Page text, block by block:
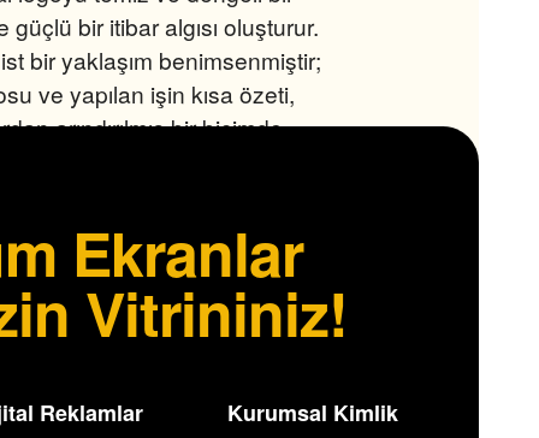
bir itibar algısı oluşturur.
bir yaklaşım benimsenmiştir;
ve yapılan işin kısa özeti,
arındırılmış bir biçimde
renk paleti kurumsal kimliği
Ekranlar
Vitrininiz!
Reklamlar Kurumsal Kimlik